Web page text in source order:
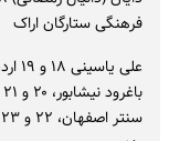
فرهنگی ستارگان اراک